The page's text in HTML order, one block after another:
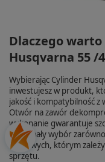
Dlaczego
Husqvarna 55 /
Wybierając Cylinder
inwestujesz w produkt,
jakość i kompatybilność
Otwór na zawór
wykonanie gwarantuje
doskonały wybór
domowych, którym
sprzętu.